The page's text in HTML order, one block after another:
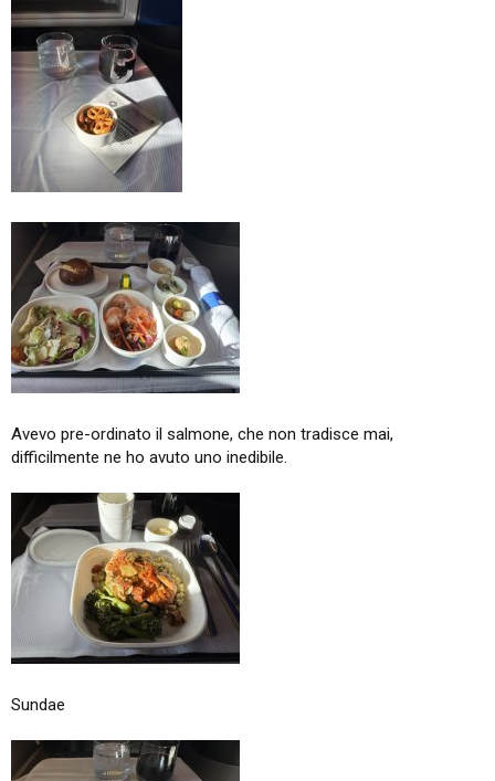
Avevo pre-ordinato il salmone, che non tradisce mai,
difficilmente ne ho avuto uno inedibile.
Sundae